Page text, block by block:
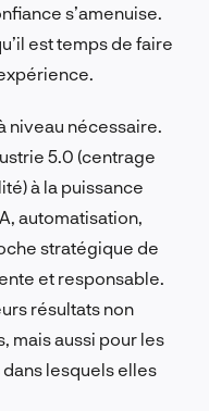
s’amenuise.
est temps de faire
niveau nécessaire.
5.0 (centrage
à la puissance
automatisation,
stratégique de
et responsable.
résultats non
mais aussi pour les
lesquels elles